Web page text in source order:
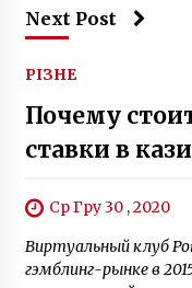
Next Post
РІЗНЕ
Почему
ставки в
Ср Гру 30 , 2020
Виртуальный клуб
гэмблинг-рынке в